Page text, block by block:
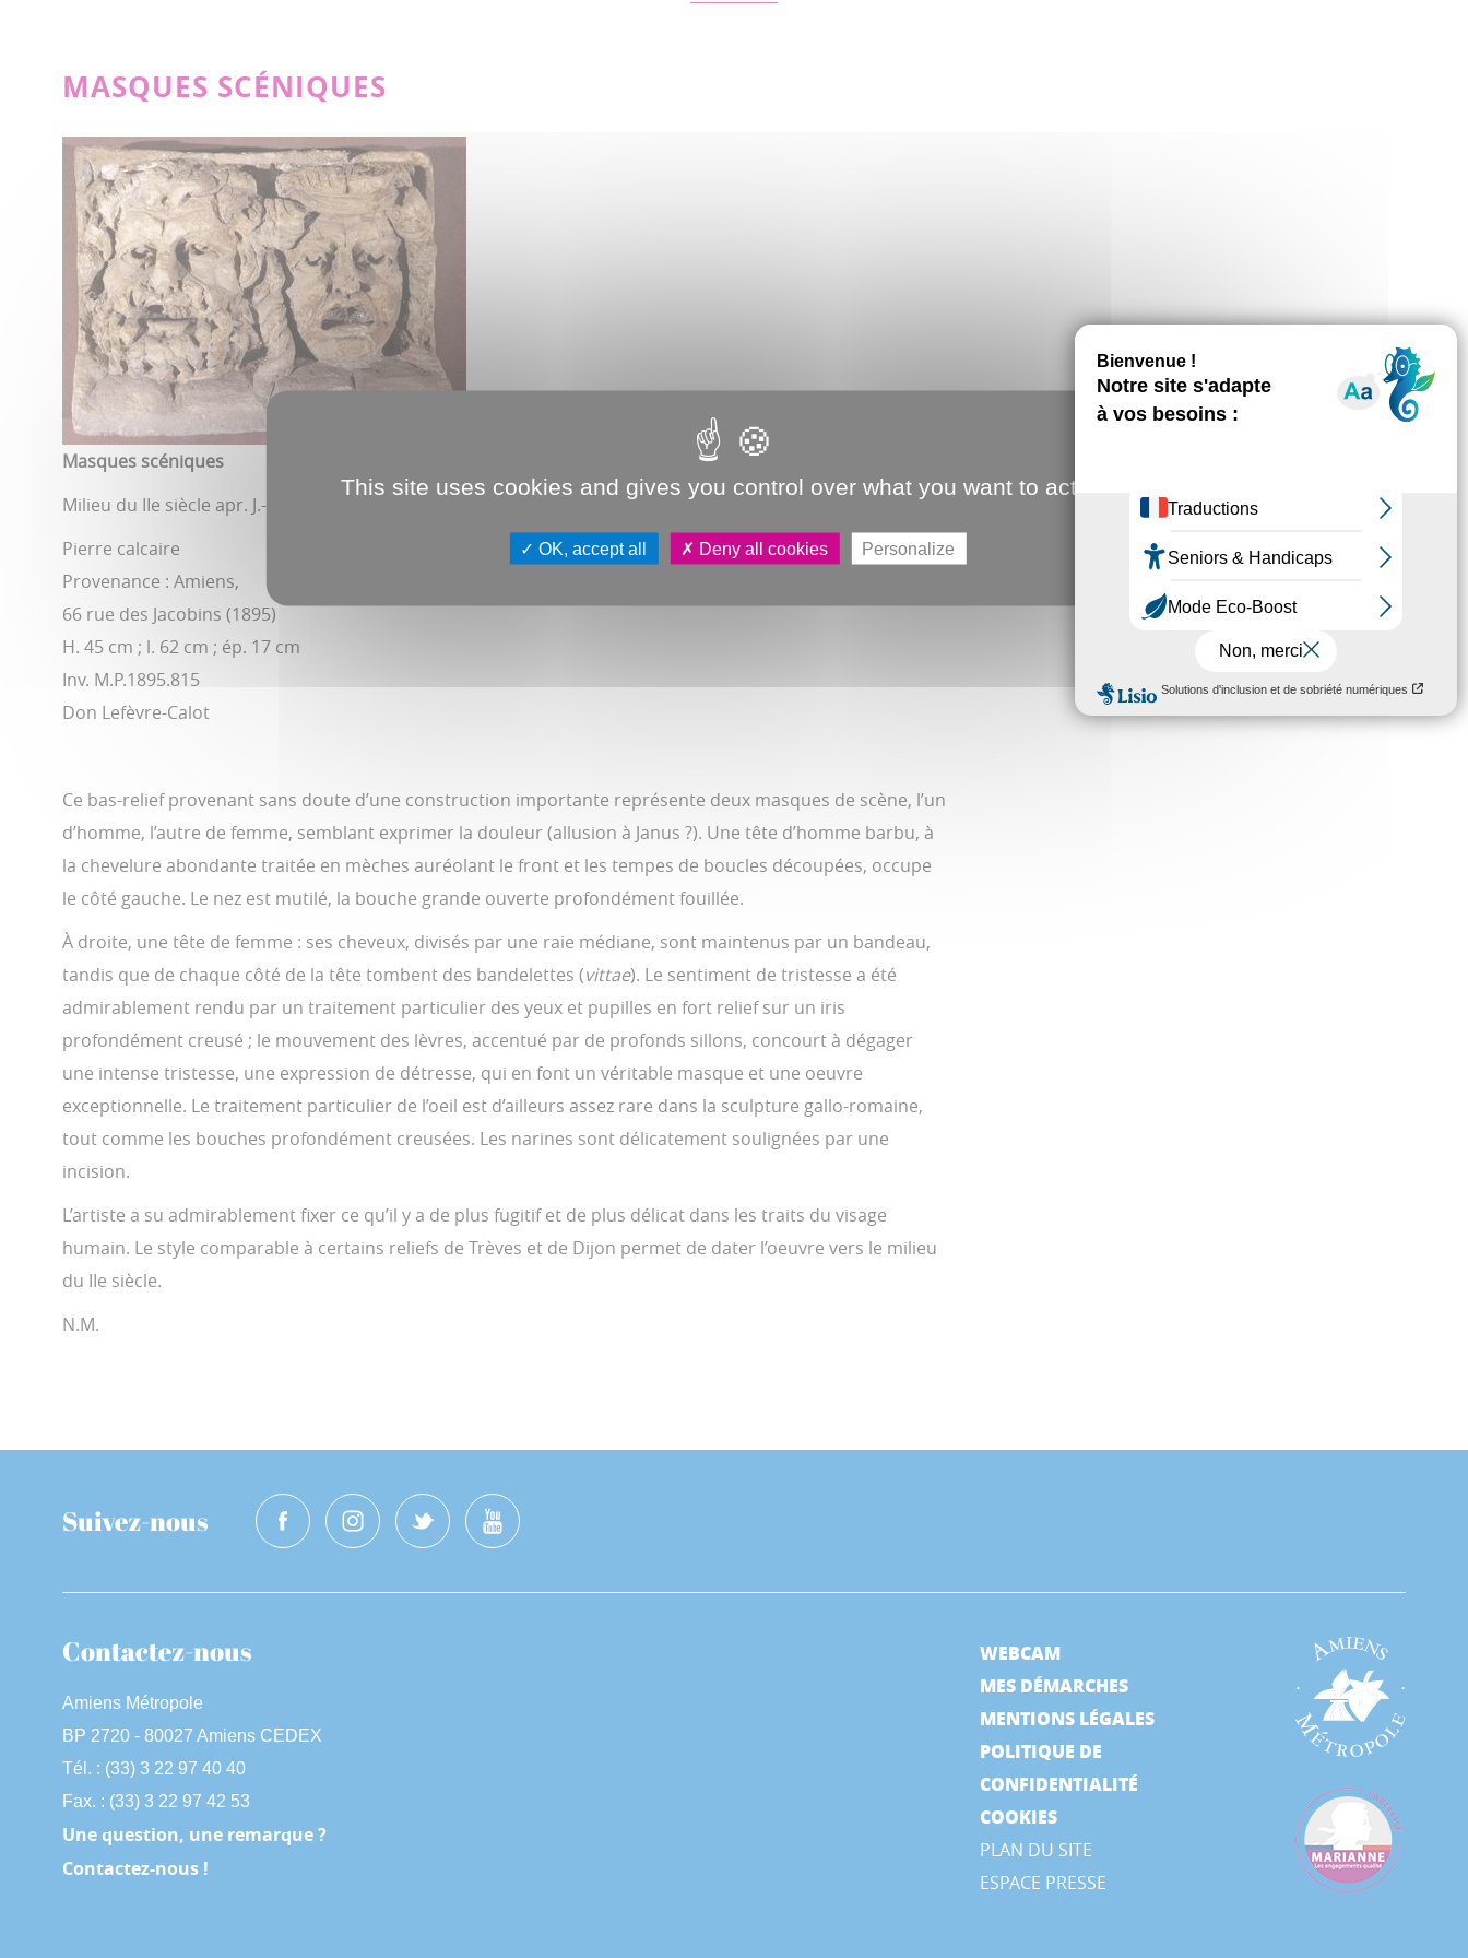
MASQUES SCÉNIQUES
Masques scéniques
Milieu du IIe siècle apr. J.-C.
Pierre calcaire
Provenance : Amiens,
66 rue des Jacobins (1895)
H. 45 cm ; l. 62 cm ; ép. 17 cm
Inv. M.P.1895.815
Don Lefèvre-Calot
Ce bas-relief provenant sans doute d’une construction importante représente deux masques de scène, l’un
d’homme, l’autre de femme, semblant exprimer la douleur (allusion à Janus ?). Une tête d’homme barbu, à
la chevelure abondante traitée en mèches auréolant le front et les tempes de boucles découpées, occupe
le côté gauche. Le nez est mutilé, la bouche grande ouverte profondément fouillée.
À droite, une tête de femme : ses cheveux, divisés par une raie médiane, sont maintenus par un bandeau,
tandis que de chaque côté de la tête tombent des bandelettes (vittae). Le sentiment de tristesse a été
admirablement rendu par un traitement particulier des yeux et pupilles en fort relief sur un iris
profondément creusé ; le mouvement des lèvres, accentué par de profonds sillons, concourt à dégager
une intense tristesse, une expression de détresse, qui en font un véritable masque et une oeuvre
exceptionnelle. Le traitement particulier de l’oeil est d’ailleurs assez rare dans la sculpture gallo-romaine,
tout comme les bouches profondément creusées. Les narines sont délicatement soulignées par une
incision.
L’artiste a su admirablement fixer ce qu’il y a de plus fugitif et de plus délicat dans les traits du visage
humain. Le style comparable à certains reliefs de Trèves et de Dijon permet de dater l’oeuvre vers le milieu
du IIe siècle.
N.M.
Suivez-nous
Contactez-nous
Amiens Métropole
BP 2720 - 80027 Amiens CEDEX
Tél. : (33) 3 22 97 40 40
Fax. : (33) 3 22 97 42 53
Une question, une remarque ?
Contactez-nous !
WEBCAM
MES DÉMARCHES
MENTIONS LÉGALES
POLITIQUE DE
CONFIDENTIALITÉ
COOKIES
PLAN DU SITE
ESPACE PRESSE
This site uses cookies and gives you control over what you want to activate
OK, accept all Deny all cookies Personalize